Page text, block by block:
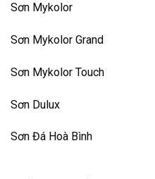
Sơn Mykolor
Sơn Mykolor Grand
Sơn Mykolor Touch
Sơn Dulux
Sơn Đá Hoà Bình